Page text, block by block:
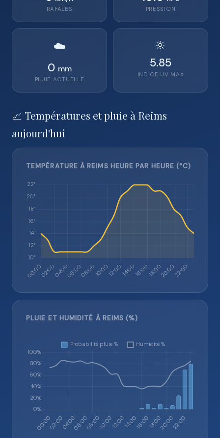
RAFALES PRESSION
☁️
0 mm
PLUIE ACTUELLE
🔆
5.85
INDICE UV MAX
📈 Températures et pluie à Reims
aujourd'hui
TEMPÉRATURE À REIMS HEURE PAR HEURE (°C)
PLUIE ET HUMIDITÉ À REIMS (%)